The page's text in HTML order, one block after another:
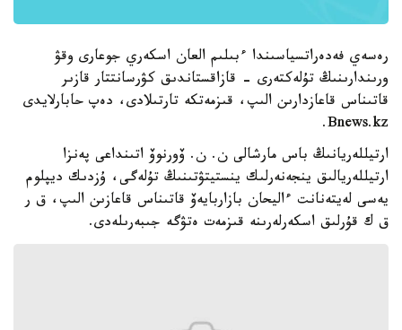
رەسەي فەدەراتسياسىندا ءبىلىم العان اسكەري جوعارى وقۋ
ورىندارىنىڭ تۇلەكتەرى - قازاقستاندىق كۋرسانتتار قازىر
قاتىناس قاعازدارىن الىپ، قىزمەتكە تارتىلادى، دەپ حابارلايدى
Bnews.kz.
ارتيللەريانىڭ باس مارشالى ن. ن. ۆورنوۆ اتىنداعى پەنزا
ارتيللەريالىق ينجەنەرلىك ينستيتۋتىنىڭ تۇلەگى، ۇزدىك ديپلوم
يەسى لەيتەنانت ءاليحان بازاربايەۆ قاتىناس قاعازىن الىپ، ق ر
ق ك قۇرلىق اسكەرلەرىنە قىزمەت ەتۋگە جىبەرىلەدى.